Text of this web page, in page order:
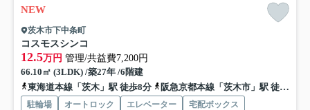
NEW
茨木市下中条町
コスモスシンコ
12.5万円 管理/共益費7,200円
66.10㎡ (3LDK) /築27年 /6階建
東海道本線「茨木」駅 徒歩8分
阪急京都本線「茨木市」駅 徒歩17分
駐輪場 オートロック エレベーター
宅配ボックス